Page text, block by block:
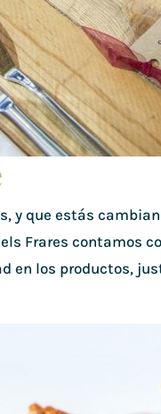
y que estás
Frares contamos
en los productos,